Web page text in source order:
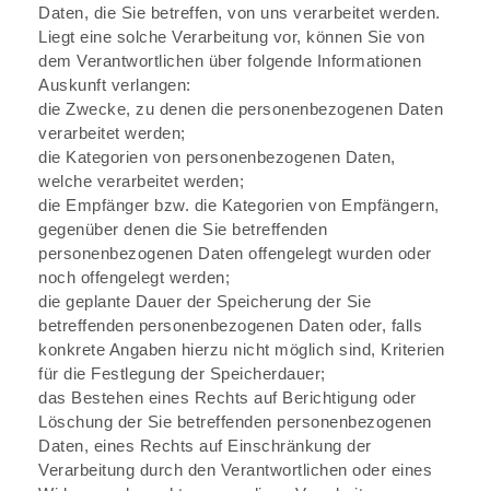
Daten, die Sie betreffen, von uns verarbeitet werden.
Liegt eine solche Verarbeitung vor, können Sie von
dem Verantwortlichen über folgende Informationen
Auskunft verlangen:
die Zwecke, zu denen die personenbezogenen Daten
verarbeitet werden;
die Kategorien von personenbezogenen Daten,
welche verarbeitet werden;
die Empfänger bzw. die Kategorien von Empfängern,
gegenüber denen die Sie betreffenden
personenbezogenen Daten offengelegt wurden oder
noch offengelegt werden;
die geplante Dauer der Speicherung der Sie
betreffenden personenbezogenen Daten oder, falls
konkrete Angaben hierzu nicht möglich sind, Kriterien
für die Festlegung der Speicherdauer;
das Bestehen eines Rechts auf Berichtigung oder
Löschung der Sie betreffenden personenbezogenen
Daten, eines Rechts auf Einschränkung der
Verarbeitung durch den Verantwortlichen oder eines